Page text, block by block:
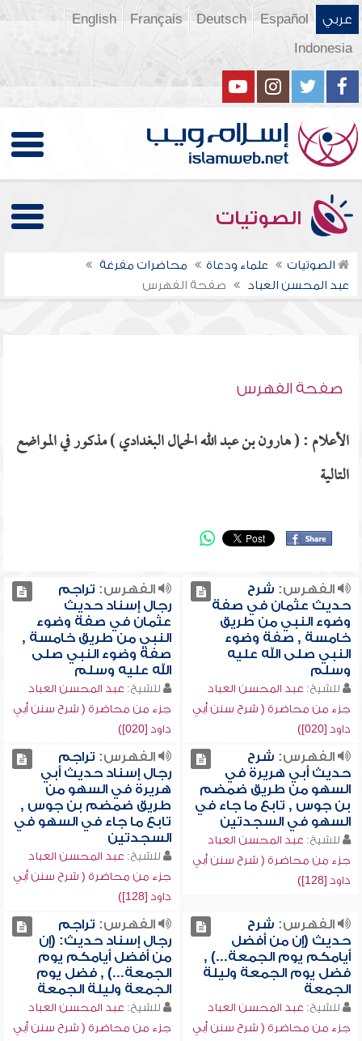
عربي Español
Deutsch
Français
English
Indonesia
الصوتيات
الصوتيات علماء ودعاة
محاضرات مفرغة
عبد المحسن العباد
صفحة الفهرس
صفحة الفهرس
الأعلام : ( هارون بن عبد الله الحمال البغدادي ) مذكور في المواضع
التالية
الفهرس: شرح
حديث عثمان في صفة
وضوء النبي من طريق
خامسة , صفة وضوء
النبي صلى الله عليه
وسلم
للشيخ: عبد المحسن العباد
جزء من محاضرة ( شرح سنن أبي
داود [020])
الفهرس: تراجم
رجال إسناد حديث
عثمان في صفة وضوء
النبي من طريق خامسة ,
صفة وضوء النبي صلى
الله عليه وسلم
للشيخ: عبد المحسن العباد
جزء من محاضرة ( شرح سنن أبي
داود [020])
الفهرس: شرح
حديث أبي هريرة في
السهو من طريق ضمضم
بن جوس , تابع ما جاء في
السهو في السجدتين
للشيخ: عبد المحسن العباد
جزء من محاضرة ( شرح سنن أبي
داود [128])
الفهرس: تراجم
رجال إسناد حديث أبي
هريرة في السهو من
طريق ضمضم بن جوس ,
تابع ما جاء في السهو في
السجدتين
للشيخ: عبد المحسن العباد
جزء من محاضرة ( شرح سنن أبي
داود [128])
الفهرس: شرح
حديث (إن من أفضل
أيامكم يوم الجمعة...) ,
فضل يوم الجمعة وليلة
الجمعة
للشيخ: عبد المحسن العباد
جزء من محاضرة ( شرح سنن أبي
الفهرس: تراجم
رجال إسناد حديث: (إن
من أفضل أيامكم يوم
الجمعة...) , فضل يوم
الجمعة وليلة الجمعة
للشيخ: عبد المحسن العباد
جزء من محاضرة ( شرح سنن أبي